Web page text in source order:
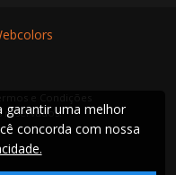
reservados.
garantir uma melhor
concorda com nossa